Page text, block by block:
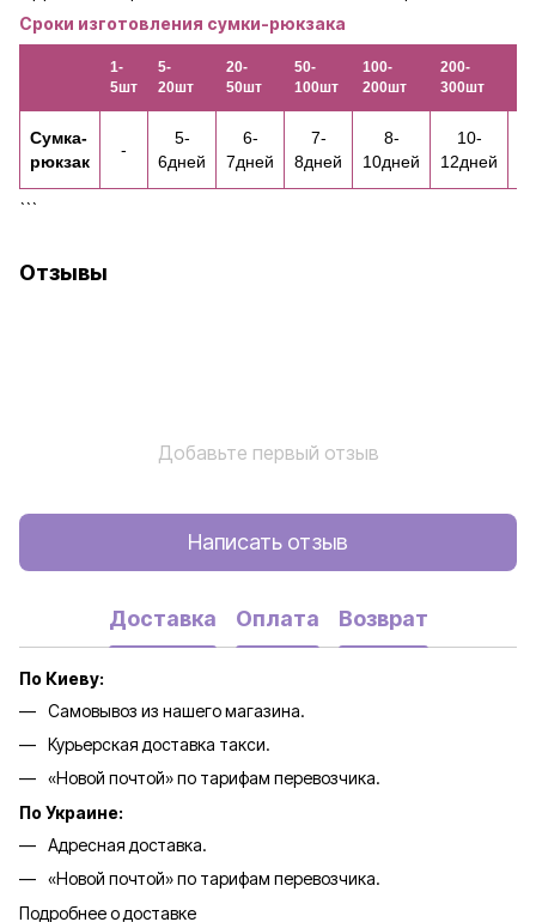
Сроки изготовления сумки-рюкзака
1-
5шт
5-
20шт
20-
50шт
50-
100шт
100-
200шт
200-
300шт
Сумка-
рюкзак
-
5-
6дней
6-
7дней
7-
8дней
8-
10дней
10-
12дней
```
Отзывы
Добавьте первый отзыв
Написать отзыв
Доставка Оплата Возврат
По Киеву:
Самовывоз из нашего магазина.
Курьерская доставка такси.
«Новой почтой» по тарифам перевозчика.
По Украине:
Адресная доставка.
«Новой почтой» по тарифам перевозчика.
Подробнее о доставке